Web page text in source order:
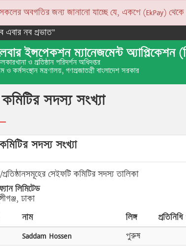
অবগতির জন্য জানানো যাচ্ছে যে, একপে (EkPay) থেকে E-
এবার নব প্রভাত”
ইন্সপেকশন ম্যানেজমেন্ট অ্যাপ্লিকেশন
ও প্রতিষ্ঠান পরিদর্শন অধিদপ্তর
ও কর্মসংস্থান মন্ত্রণালয়, গণপ্রজাতন্ত্রী বাংলাদেশ সরকার
সদস্য সংখ্যা
সদস্য সংখ্যা
সেইফটি কমিটির সদস্য তালিকা
লিমিটেড
ঢাকা
নাম লিঙ্গ
Saddam Hossen পুরুষ